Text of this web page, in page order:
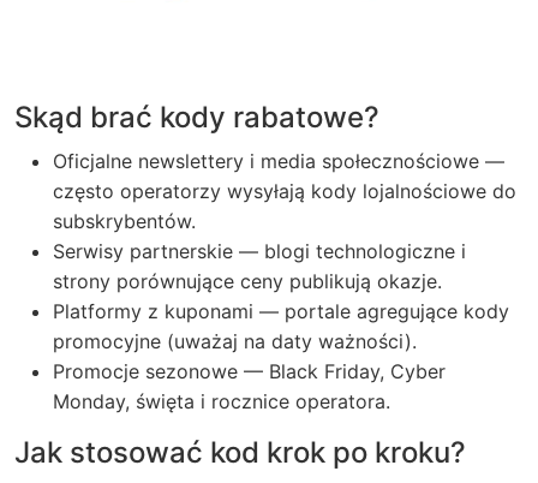
Skąd brać kody rabatowe?
Oficjalne newslettery i media społecznościowe —
często operatorzy wysyłają kody lojalnościowe do
subskrybentów.
Serwisy partnerskie — blogi technologiczne i
strony porównujące ceny publikują okazje.
Platformy z kuponami — portale agregujące kody
promocyjne (uważaj na daty ważności).
Promocje sezonowe — Black Friday, Cyber
Monday, święta i rocznice operatora.
Jak stosować kod krok po kroku?